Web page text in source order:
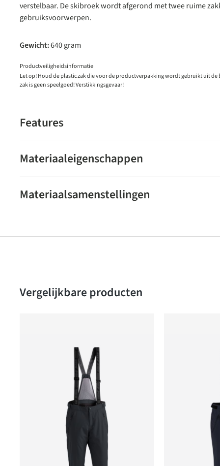
verstelbaar. De skibroek wordt afgerond met twee ruime
gebruiksvoorwerpen.
Gewicht:640 gram
Productveiligheidsinformatie
Let op! Houd de plastic zak die voor de productverpakking wordt gebruikt uit de
zak is geen speelgoed! Verstikkingsgevaar!
Features
Materiaaleigenschappen
Materiaalsamenstellingen
Produktgalerie überspringen
Vergelijkbare producten